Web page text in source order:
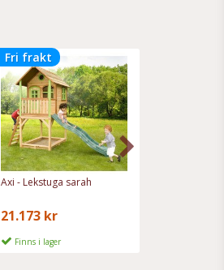
Fri frakt
Axi - Lekstuga sarah
21.173 kr
Finns i lager